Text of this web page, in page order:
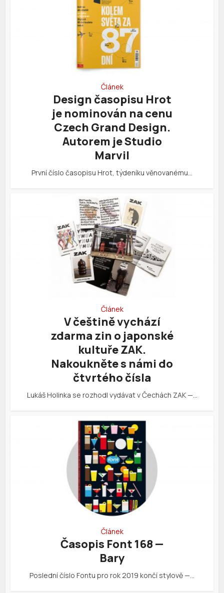
Článek
Design časopisu Hrot
je nominován na cenu
Czech Grand Design.
Autorem je Studio
Marvil
První číslo časopisu Hrot, týdeníku věnovanému…
Článek
V češtině vychází
zdarma zin o japonské
kultuře ZAK.
Nakoukněte s námi do
čtvrtého čísla
Lukáš Holinka se rozhodl vydávat v Čechách ZAK —…
Článek
Časopis Font 168 —
Bary
Poslední číslo Fontu pro rok 2019 končí stylově —…